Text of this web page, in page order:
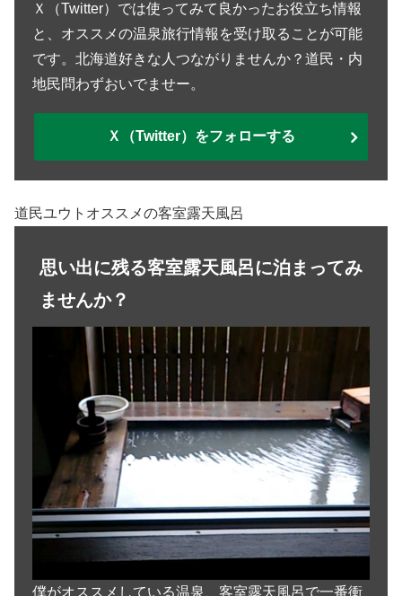
Ｘ（Twitter）では使ってみて良かったお役立ち情報
と、オススメの温泉旅行情報を受け取ることが可能
です。北海道好きな人つながりませんか？道民・内
地民問わずおいでませー。
Ｘ（Twitter）をフォローする
道民ユウトオススメの客室露天風呂
思い出に残る客室露天風呂に泊まってみ
ませんか？
僕がオススメしている温泉、客室露天風呂で一番衝